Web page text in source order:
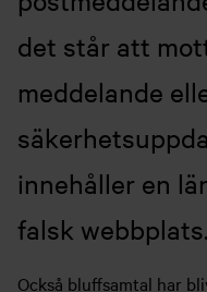
det står att
meddelande
innehåller en
falsk
Också bluffsamtal har